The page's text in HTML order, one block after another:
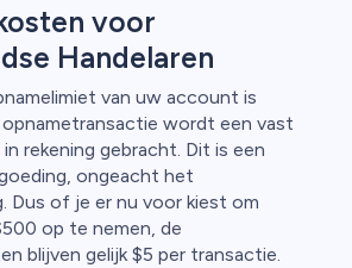
voor
Handelaren
van uw account is
opnametransactie wordt een vast
rekening gebracht. Dit is een
ongeacht het
Dus of je er nu voor kiest om
op te nemen, de
blijven gelijk $5 per transactie.